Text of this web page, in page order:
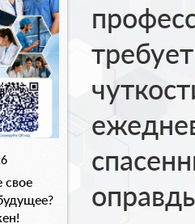
свое